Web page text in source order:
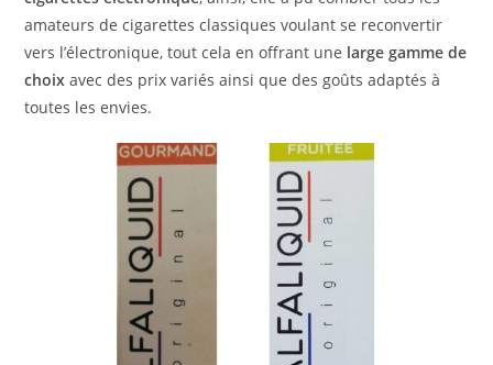
amateurs de cigarettes classiques voulant se reconvertir
vers l’électronique, tout cela en offrant une large gamme de
choixavec des prix variés ainsi que des goûts adaptés à
toutes les envies.